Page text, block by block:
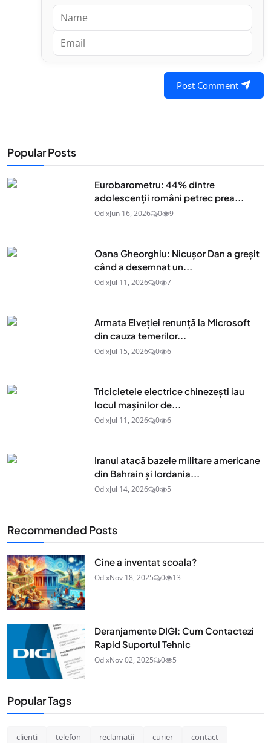
Post Comment
Popular Posts
Eurobarometru: 44% dintre
adolescenţii români petrec prea...
OdixJun 16, 2026 0 9
Oana Gheorghiu: Nicușor Dan a greșit
când a desemnat un...
OdixJul 11, 2026 0 7
Armata Elveției renunță la Microsoft
din cauza temerilor...
OdixJul 15, 2026 0 6
Tricicletele electrice chinezești iau
locul mașinilor de...
OdixJul 11, 2026 0 6
Iranul atacă bazele militare americane
din Bahrain și Iordania...
OdixJul 14, 2026 0 5
Recommended Posts
Cine a inventat scoala?
OdixNov 18, 2025 0 13
Deranjamente DIGI: Cum Contactezi
Rapid Suportul Tehnic
OdixNov 02, 2025 0 5
Popular Tags
clienti telefon reclamatii curier contact